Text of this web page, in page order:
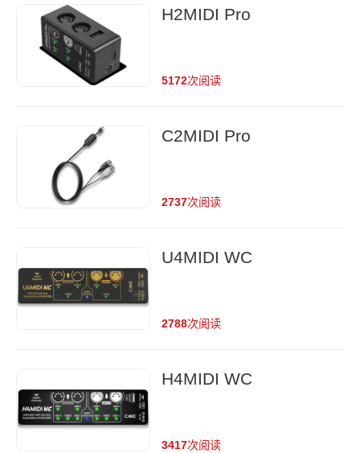
H2MIDI Pro
5172次阅读
C2MIDI Pro
2737次阅读
U4MIDI WC
2788次阅读
H4MIDI WC
3417次阅读